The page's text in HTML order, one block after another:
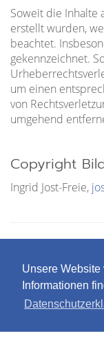
Unsere
Informationen
Soweit die Inhalte
erstellt wurden,
beachtet.
gekennzeichnet.
um einen
von
umgehend
Copyright
Ingrid Jost-Freie,
+49 6172
+49 6172